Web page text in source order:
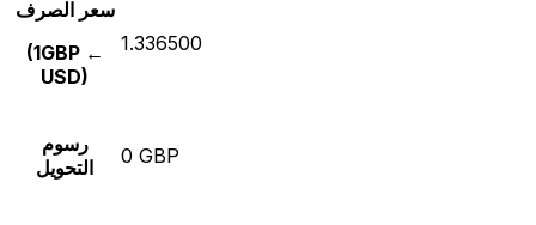
سعر الصرف
(1GBP ←
USD)
1.336500
رسوم
التحويل
0 GBP